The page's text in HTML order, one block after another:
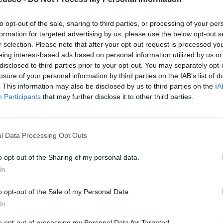
opt-out of the sale, sharing to third parties, or processing of your
for targeted advertising by us, please use the below opt-out
selection. Please note that after your opt-out request is processed
interest-based ads based on personal information utilized by us
to third parties prior to your opt-out. You may separately
of your personal information by third parties on the IAB’s list of
This information may also be disclosed by us to third parties on the
Participants that may further disclose it to other third parties.
Data Processing Opt Outs
opt-out of the Sharing of my personal data.
opt-out of the Sale of my Personal Data.
con el premio
2023
farmacéutica
de Fedefarma
visitó el viernes pasado las instalaciones de